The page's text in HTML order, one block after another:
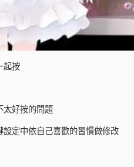
起按
太好按的問題
定中依自己喜歡的習慣做修改